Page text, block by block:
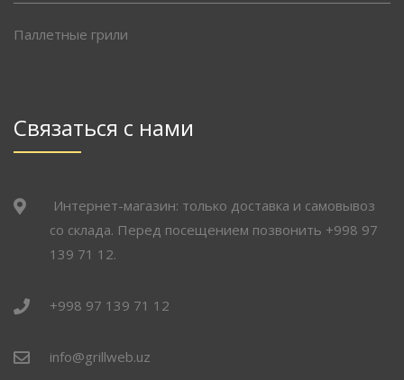
Паллетные грили
Связаться с нами
Интернет-магазин: только доставка и самовывоз
со склада. Перед посещением позвонить +998 97
139 71 12.
+998 97 139 71 12
info@grillweb.uz